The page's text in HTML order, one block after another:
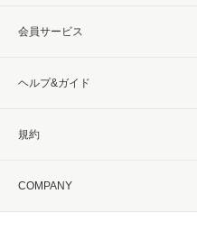
会員サービス
ヘルプ&ガイド
規約
COMPANY